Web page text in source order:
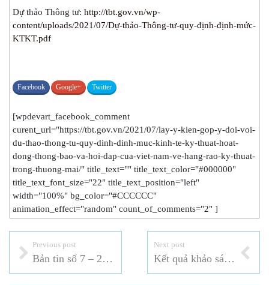
Dự thảo Thông tư: http://tbt.gov.vn/wp-
content/uploads/2021/07/Dự-thảo-Thông-tư-quy-định-định-mức-
KTKT.pdf
Facebook Google+ Twitter
[wpdevart_facebook_comment
curent_url="https://tbt.gov.vn/2021/07/lay-y-kien-gop-y-doi-voi-
du-thao-thong-tu-quy-dinh-dinh-muc-kinh-te-ky-thuat-hoat-
dong-thong-bao-va-hoi-dap-cua-viet-nam-ve-hang-rao-ky-thuat-
trong-thuong-mai/" title_text="" title_text_color="#000000"
title_text_font_size="22" title_text_position="left"
width="100%" bg_color="#CCCCCC"
animation_effect="random" count_of_comments="2" ]
Previous post
Bản tin số 7 – 2021
Next post
Kết quả khảo sát năm 2021 của WTO về Hệ thống cảnh báo ePing